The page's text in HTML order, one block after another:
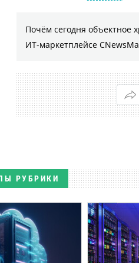
Почём сегодня объектное
ИТ-маркетплейсе
РУБРИКИ